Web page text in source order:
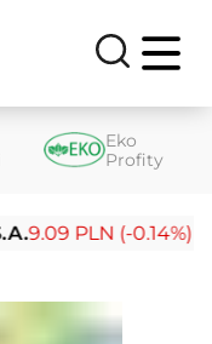
Eko
Profity
9.09 PLN (-0.14%)